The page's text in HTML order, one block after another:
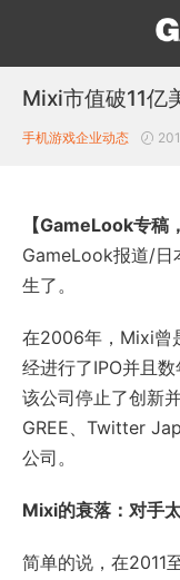
Mixi市值破11亿
手机游戏企业动态
【GameLook专稿
GameLook报道/日
生了。
在2006年，Mixi曾
经进行了IPO并且
该公司停止了创新
GREE、Twitter
公司。
Mixi的衰落：对手
简单的说，在2011